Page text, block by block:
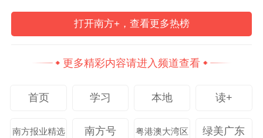
打开南方+，查看更多热榜
更多精彩内容请进入频道查看
首页 学习 本地 读+
南方报业精选 南方号 粤港澳大湾区 绿美广东